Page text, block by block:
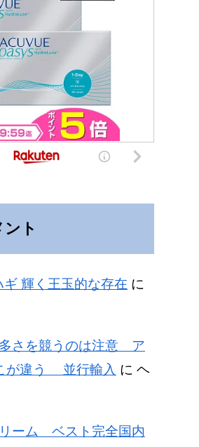
ト
輝く王玉的な存在 に
さを競うのは注意 ア
が違う 並行輸入 に ヘ
ーム ベスト完全国内